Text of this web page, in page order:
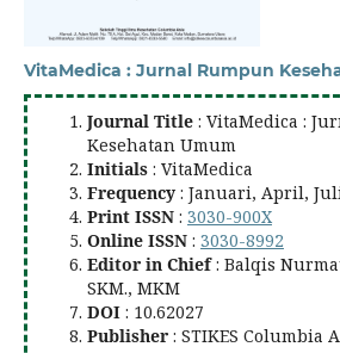
VitaMedica : Jurnal Rumpun
Journal Title : VitaMedica :
Kesehatan Umum
Initials : VitaMedica
Frequency : Januari, April,
Print ISSN : 3030-900X
Online ISSN : 3030-8992
Editor in Chief: Balqis
SKM., MKM
DOI : 10.62027
Publisher : STIKES Columbia